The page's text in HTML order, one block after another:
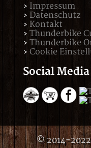
Impressum
Datenschutz
Kontakt
Thunderbike
Thunderbike
Cookie
Social Media
© 2014-